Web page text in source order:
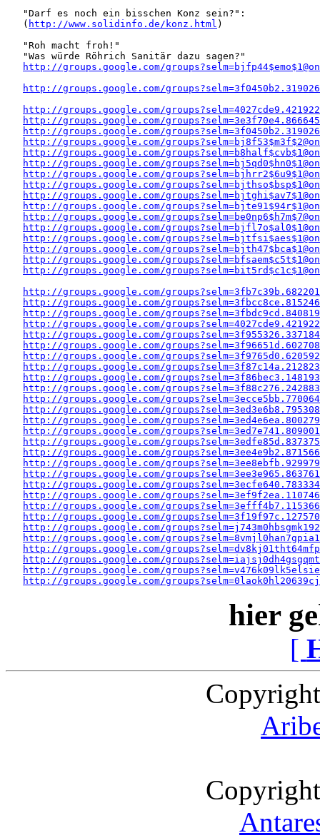
   "Darf es noch ein bisschen Konz sein?":
   (
http://www.solidinfo.de/konz.html )
   "Roh macht froh!"
   "Was würde Röhrich Sanitär dazu sagen?"
http://groups.google.com/
http://groups.google.com/
http://groups.google.com/
http://groups.google.com/
http://groups.google.com/
http://groups.google.com/
http://groups.google.com/
http://groups.google.com/
http://groups.google.com/
http://groups.google.com/
http://groups.google.com/
http://groups.google.com/
http://groups.google.com/
http://groups.google.com/
http://groups.google.com/
http://groups.google.com/
http://groups.google.com/
http://groups.google.com/
http://groups.google.com/
http://groups.google.com/
http://groups.google.com/
http://groups.google.com/
http://groups.google.com/
http://groups.google.com/
http://groups.google.com/
http://groups.google.com/
http://groups.google.com/
http://groups.google.com/
http://groups.google.com/
http://groups.google.com/
http://groups.google.com/
http://groups.google.com/
http://groups.google.com/
http://groups.google.com/
http://groups.google.com/
http://groups.google.com/
http://groups.google.com/
http://groups.google.com/
http://groups.google.com/
http://groups.google.com/
http://groups.google.com/
http://groups.google.com/
http://groups.google.com/
http://groups.google.com/
http://groups.google.com/
http://groups.google.com/
hier
[